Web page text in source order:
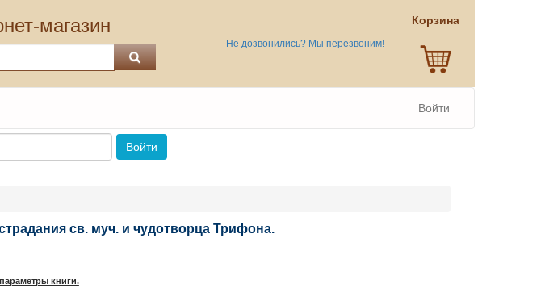
магазин
Не дозвонились? Мы перезвоним!
Корзина
Войти
Войти
св. муч. и чудотворца Трифона.
книги.